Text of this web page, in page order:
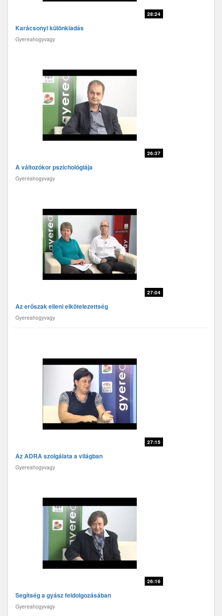
28:24
Karácsonyi különkiadás
Gyereahogyvagy
26:37
A változókor pszichológiája
Gyereahogyvagy
27:04
Az erőszak elleni elkötelezettség
Gyereahogyvagy
27:15
Az ADRA szolgálata a világban
Gyereahogyvagy
26:16
Segítség a gyász feldolgozásában
Gyereahogyvagy